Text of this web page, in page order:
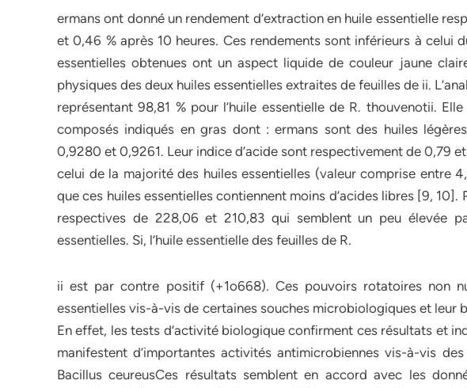
ermans ont donné un rendement d’extraction en huile essentielle
et 0,46 % après 10 heures. Ces rendements sont inférieurs à celui
essentielles obtenues ont un aspect liquide de couleur jaune
physiques des deux huiles essentielles extraites de feuilles de ii.
représentant 98,81 % pour l’huile essentielle de R. thouvenotii.
composés indiqués en gras dont : ermans sont des huiles
0,9280 et 0,9261. Leur indice d’acide sont respectivement de 0,79
celui de la majorité des huiles essentielles (valeur comprise entre
que ces huiles essentielles contiennent moins d’acides libres [9, 10].
respectives de 228,06 et 210,83 qui semblent un peu élevée
essentielles. Si, l’huile essentielle des feuilles de R.
ii est par contre positif (+1o668). Ces pouvoirs rotatoires non
essentielles vis-à-vis de certaines souches microbiologiques et leur
En effet, les tests d’activité biologique confirment ces résultats et
manifestent d’importantes activités antimicrobiennes vis-à-vis
Bacillus ceureusCes résultats semblent en accord avec les